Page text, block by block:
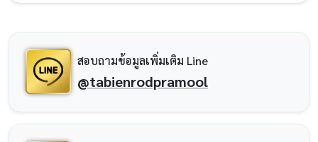
สอบถามข้อมูลเพิ่มเติม Line
@tabienrodpramool